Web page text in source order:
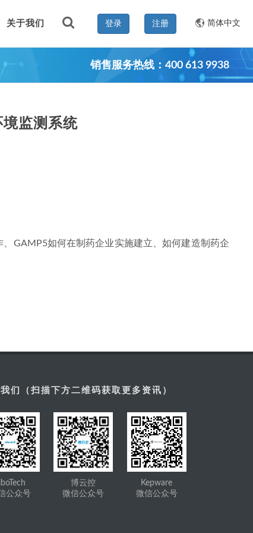
关于我们 简体中文
注册
登录
销售服务热线：400 613 9938
监测系统
GAMP5如何在制药企业实施建立、如何建造制药企
们（扫描下方二维码获取更多资讯）
公众号
博云控
微信公众号
Kepware
微信公众号